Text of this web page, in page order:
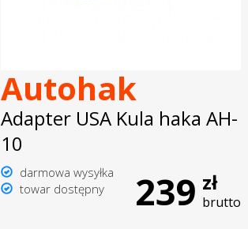
Autohak
Adapter USA Kula haka AH-
10
darmowa wysyłka
towar dostępny
239 zł
brutto